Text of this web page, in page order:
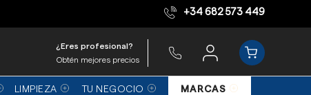
Equipo de expertos +34 682 573 449
¿Eres profesional?
Obtén mejores precios
LIMPIEZA TU NEGOCIO MARCAS